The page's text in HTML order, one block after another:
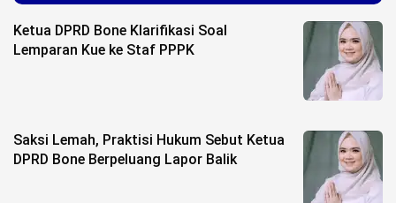
Ketua DPRD Bone Klarifikasi Soal
Lemparan Kue ke Staf PPPK
Saksi Lemah, Praktisi Hukum Sebut Ketua
DPRD Bone Berpeluang Lapor Balik